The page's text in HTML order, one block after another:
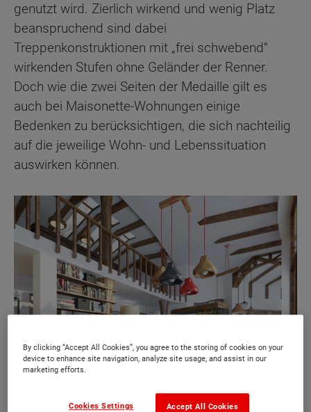
genutzt wird. Zierlich wirkend und wenig Platz
beanspruchend sind dabei
Treppenkonstruktionen mit „frei schwebend“
wirkenden Stufen ohne Geländer der Renner.
Doch wie die zwei Seiten der Medaille gilt es
auch bei Maisonette-Wohnungen einige
Bedenken zu berücksichtigen, die sich nachteilig
auf die jeweilige Wohn- und Lebenssituation
auswirken können.
By clicking “Accept All Cookies”, you agree to the storing of cookies on your
device to enhance site navigation, analyze site usage, and assist in our
marketing efforts.
Accept All Cookies
Cookies Settings